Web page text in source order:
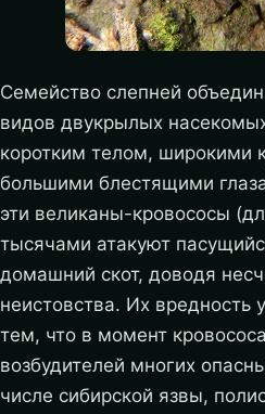
Семейство слепней
видов двукрылых
коротким телом, широкими
большими блестящими
эти великаны-кровососы
тысячами атакуют
домашний скот, доводя
неистовства. Их вредность
тем, что в момент
возбудителей многих
числе сибирской язвы,